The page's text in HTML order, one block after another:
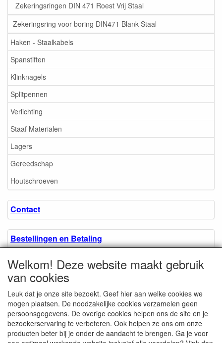
Zekeringsringen DIN 471 Roest Vrij Staal
Zekeringsring voor boring DIN471 Blank Staal
Haken - Staalkabels
Spanstiften
Klinknagels
Splitpennen
Verlichting
Staaf Materialen
Lagers
Gereedschap
Houtschroeven
Contact
Bestellingen en Betaling
Algemene voorwaarden
Over ons.
Privacyverklaring
Welkom! Deze website maakt gebruik
van cookies
Leuk dat je onze site bezoekt. Geef hier aan welke cookies we
mogen plaatsen. De noodzakelijke cookies verzamelen geen
persoonsgegevens. De overige cookies helpen ons de site en je
bezoekerservaring te verbeteren. Ook helpen ze ons om onze
producten beter bij je onder de aandacht te brengen. Ga je voor